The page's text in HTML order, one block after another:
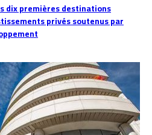
dix premières destinations
privés soutenus par